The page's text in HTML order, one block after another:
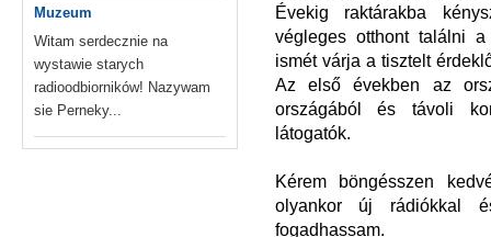
Muzeum
Witam serdecznie na
wystawie starych
radioodbiorników! Nazywam
sie Perneky...
Évekig raktárakba
végleges otthont találni
ismét várja a tisztelt
Az első években az
országából és távoli
látogatók.
Kérem böngésszen
olyankor új rádiókkal
fogadhassam.